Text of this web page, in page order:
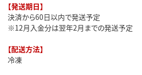
【発送期日】
決済から60日以内で発送予定
※12月入金分は翌年2月までの発送予定
【配送方法】
冷凍